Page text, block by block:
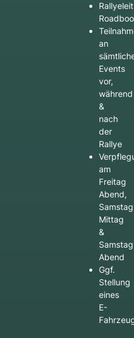
an
Events
vor,
während
&
nach
der
Rallye
am
Freitag
Abend,
Samstag
Mittag
&
Samstag
Abend
Ggf.
Stellung
eines
E-